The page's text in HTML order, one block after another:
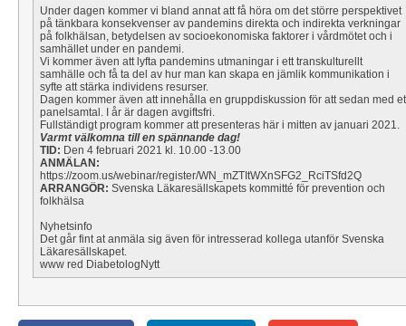
Under dagen kommer vi bland annat att få höra om det större perspektivet
på tänkbara konsekvenser av pandemins direkta och indirekta verkningar
på folkhälsan, betydelsen av socioekonomiska faktorer i vårdmötet och i
samhället under en pandemi.
Vi kommer även att lyfta pandemins utmaningar i ett transkulturellt
samhälle och få ta del av hur man kan skapa en jämlik kommunikation i
syfte att stärka individens resurser.
Dagen kommer även att innehålla en gruppdiskussion för att sedan med
panelsamtal. I år är dagen avgiftsfri.
Fullständigt program kommer att presenteras här i mitten av januari 2021.
Varmt välkomna till en spännande dag!
TID: Den 4 februari 2021 kl. 10.00 -13.00
ANMÄLAN:
https://zoom.us/webinar/register/WN_mZTItWXnSFG2_RciTSfd2Q
ARRANGÖR: Svenska Läkaresällskapets kommitté för prevention och
folkhälsa
Nyhetsinfo
Det går fint at anmäla sig även för intresserad kollega utanför Svenska
Läkaresällskapet.
www red DiabetologNytt